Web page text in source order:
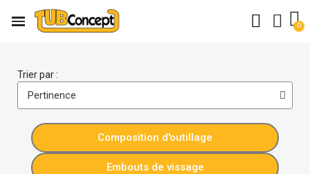
Trier par :
Composition d'outillage
Embouts de vissage